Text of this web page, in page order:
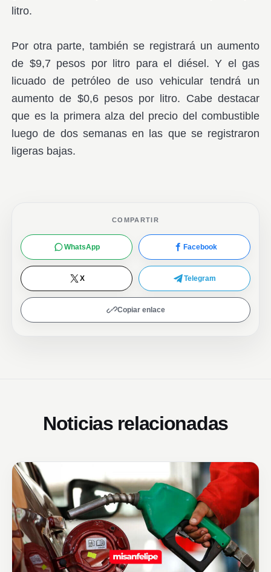
litro.
Por otra parte, también se registrará un aumento
de $9,7 pesos por litro para el diésel. Y el gas
licuado de petróleo de uso vehicular tendrá un
aumento de $0,6 pesos por litro. Cabe destacar
que es la primera alza del precio del combustible
luego de dos semanas en las que se registraron
ligeras bajas.
COMPARTIR
WhatsApp Facebook
X Telegram
Copiar enlace
Noticias relacionadas